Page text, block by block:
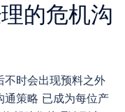
的危机沟
不时会出现预料之外
通策略 已成为每位产